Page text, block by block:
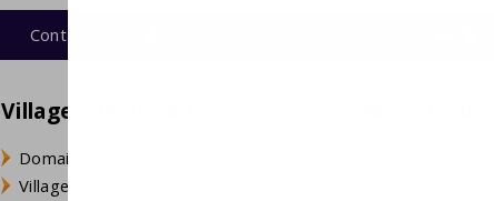
Contact:
Villages de vacances
Domaine de Lanzac
Village des Cigales